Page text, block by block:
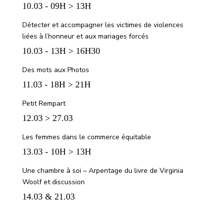
10.03 - 09H > 13H
Détecter et accompagner les victimes de violences
liées à l’honneur et aux mariages forcés
10.03 - 13H > 16H30
Des mots aux Photos
11.03 - 18H > 21H
Petit Rempart
12.03 > 27.03
Les femmes dans le commerce équitable
13.03 - 10H > 13H
Une chambre à soi – Arpentage du livre de Virginia
Woolf et discussion
14.03 & 21.03